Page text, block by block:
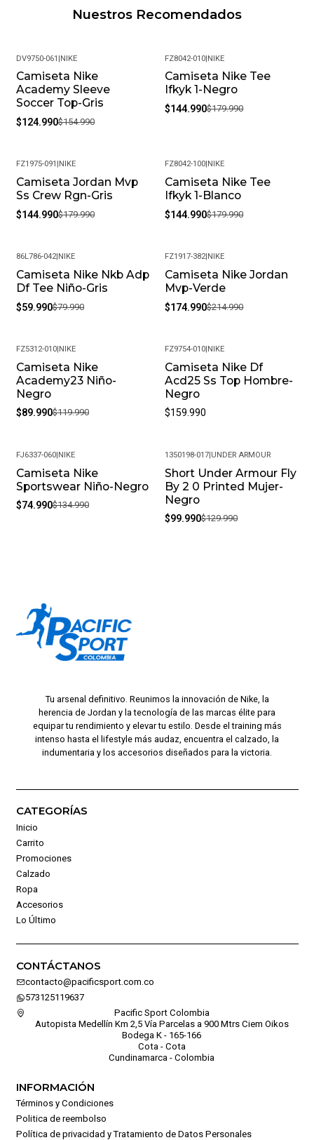
Nuestros Recomendados
-19%
DV9750-061 |NIKE
Camiseta Nike
Academy Sleeve
Soccer Top-Gris
$124.990$154.990
-19%
FZ8042-010|NIKE
Camiseta Nike Tee
Ifkyk 1-Negro
$144.990$179.990
-19%
FZ1975-091 NIKE
Camiseta Jordan Mvp
Ss Crew Rgn-Gris
$144.990$179.990
-19%
FZ8042-100 NIKE
Camiseta Nike Tee
Ifkyk 1-Blanco
$144.990$179.990
-25%
86L786-042| NIKE
Camiseta Nike Nkb Adp
Df Tee Niño-Gris
$59.990$79.990
-19%
FZ1917-382| NIKE
Camiseta Nike Jordan
Mvp-Verde
$174.990$214.990
-25%
FZ5312-010| NIKE
Camiseta Nike
Academy23 Niño-
Negro
$89.990$119.990
FZ9754-010 NIKE
Camiseta Nike Df
Acd25 Ss Top Hombre-
Negro
$159.990
-44%
FJ6337-060| NIKE
Camiseta Nike
Sportswear Niño-Negro
$74.990$134.990
-23%
1350198-017 UNDER ARMOUR
Short Under Armour Fly
By 2 0 Printed Mujer-
Negro
$99.990$129.990
Tu arsenal definitivo. Reunimos la innovación de Nike, la
herencia de Jordan y la tecnología de las marcas élite para
equipar tu rendimiento y elevar tu estilo. Desde el training más
intenso hasta el lifestyle más audaz, encuentra el calzado, la
indumentaria y los accesorios diseñados para la victoria.
CATEGORÍAS
Inicio
Carrito
Promociones
Calzado
Ropa
Accesorios
Lo Último
CONTÁCTANOS
contacto@pacificsport.com.co
573125119637
Pacific Sport Colombia
Autopista Medellín Km 2,5 Vía Parcelas a 900 Mtrs Ciem Oikos
Bodega K - 165-166
Cota - Cota
Cundinamarca - Colombia
INFORMACIÓN
Términos y Condiciones
Politica de reembolso
Política de privacidad y Tratamiento de Datos Personales